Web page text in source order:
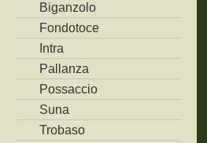
Biganzolo
Fondotoce
Intra
Pallanza
Possaccio
Suna
Trobaso